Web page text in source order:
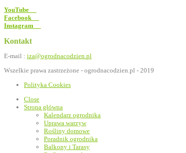
YouTube
Facebook
Instagram
Kontakt
E-mail : iza@ogrodnacodzien.pl
Wszelkie prawa zastrzeżone - ogrodnacodzien.pl - 2019
Polityka Cookies
Close
Strona główna
Kalendarz ogrodnika
Uprawa warzyw
Rośliny domowe
Poradnik ogrodnika
Balkony i Tarasy